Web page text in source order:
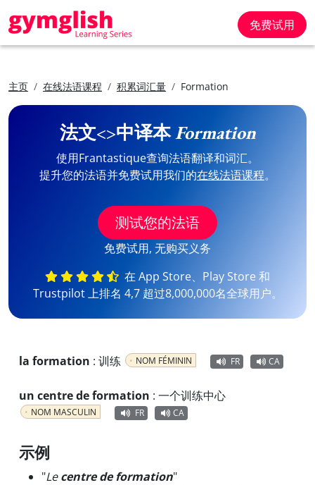
免费试用
主页 在线法语课程 积累词汇量 Formation
法文<>中译本Formation
使用Frantastique查询法语翻译和词汇。
提升您的法语并免费试用我们的在线法语课程。
测试您的法语
免费试用, 无购买义务
在 App Store、Play Store 和
Trustpilot 上排名 4,7 超过8,000,000名全球用户。
la formation : 训练 NOM FÉMININ FR CA
un centre de formation : 一个训练中心
NOM MASCULIN FR CA
示例
"Lecentre de formation"